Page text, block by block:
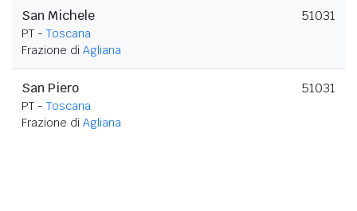
San Michele
PT - Toscana
Frazione di Agliana
51031
San Piero
PT - Toscana
Frazione di Agliana
51031